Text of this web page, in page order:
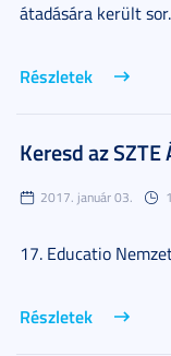
átadására került sor.
Részletek
Keresd az
2017. január 03.
17. Educatio
Részletek